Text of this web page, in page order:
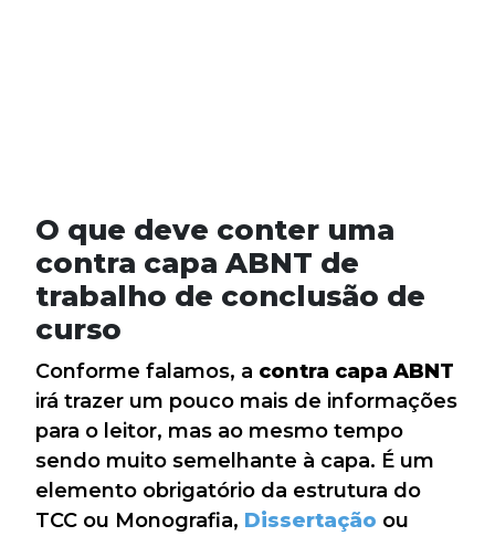
O que deve conter uma
contra capa ABNT de
trabalho de conclusão de
curso
Conforme falamos, a contra capa ABNT
irá trazer um pouco mais de informações
para o leitor, mas ao mesmo tempo
sendo muito semelhante à capa. É um
elemento obrigatório da estrutura do
TCC ou Monografia, Dissertação ou